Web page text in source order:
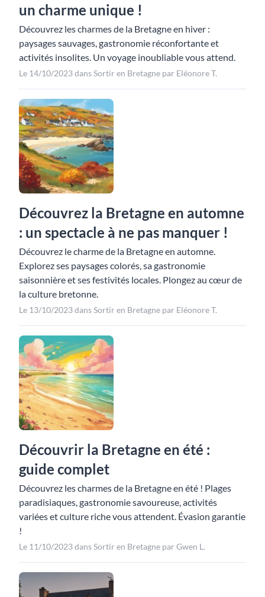
un charme unique !
Découvrez les charmes de la Bretagne en hiver :
paysages sauvages, gastronomie réconfortante et
activités insolites. Un voyage inoubliable vous attend.
Le 14/10/2023 dans Sortir en Bretagne par Eléonore T.
Découvrez la Bretagne en automne
: un spectacle à ne pas manquer !
Découvrez le charme de la Bretagne en automne.
Explorez ses paysages colorés, sa gastronomie
saisonnière et ses festivités locales. Plongez au cœur de
la culture bretonne.
Le 13/10/2023 dans Sortir en Bretagne par Eléonore T.
Découvrir la Bretagne en été :
guide complet
Découvrez les charmes de la Bretagne en été ! Plages
paradisiaques, gastronomie savoureuse, activités
variées et culture riche vous attendent. Évasion garantie
!
Le 11/10/2023 dans Sortir en Bretagne par Gwen L.